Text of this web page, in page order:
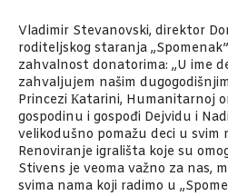
Vladimir Stevanovski, direktor
roditeljskog staranja
zahvalnost donatorima: „U ime
zahvaljujem našim
Princezi Кatarini, Humanitarnoj
gospodinu i gospođi Dejvidu i
velikodušno pomažu deci u svim
Renoviranje igrališta koje su
Stivens je veoma važno za nas,
svima nama koji radimo u